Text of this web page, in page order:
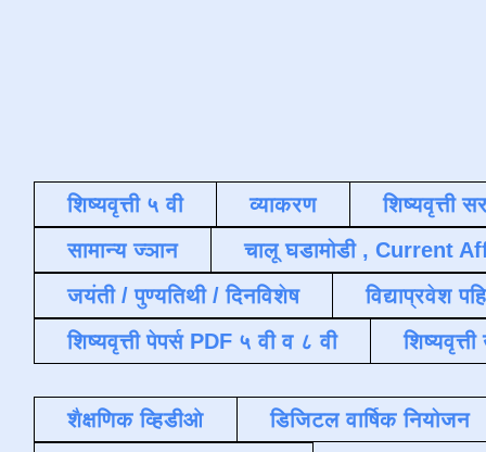
शिष्यवृत्ती ५ वी व्याकरण
शिष्यवृत्ती
सामान्य ज्ञान
चालू घडामोडी , Current
जयंती / पुण्यतिथी / दिनविशेष
विद्याप्रवेश
शिष्यवृत्ती पेपर्स PDF ५ वी व ८ वी
शैक्षणिक व्हिडीओ
डिजिटल वार्षिक नियोजन